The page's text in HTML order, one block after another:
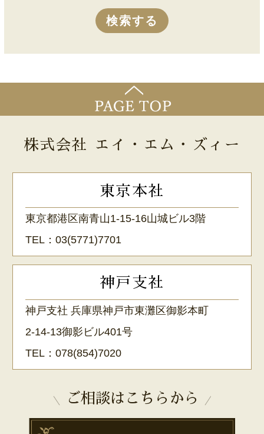
株式会社 エイ・エム・ズィー
東京本社
東京都港区南青山1-15-16山城ビル3階
TEL：03(5771)7701
神戸支社
神戸支社 兵庫県神戸市東灘区御影本町
2-14-13御影ビル401号
TEL：078(854)7020
ご相談はこちらから